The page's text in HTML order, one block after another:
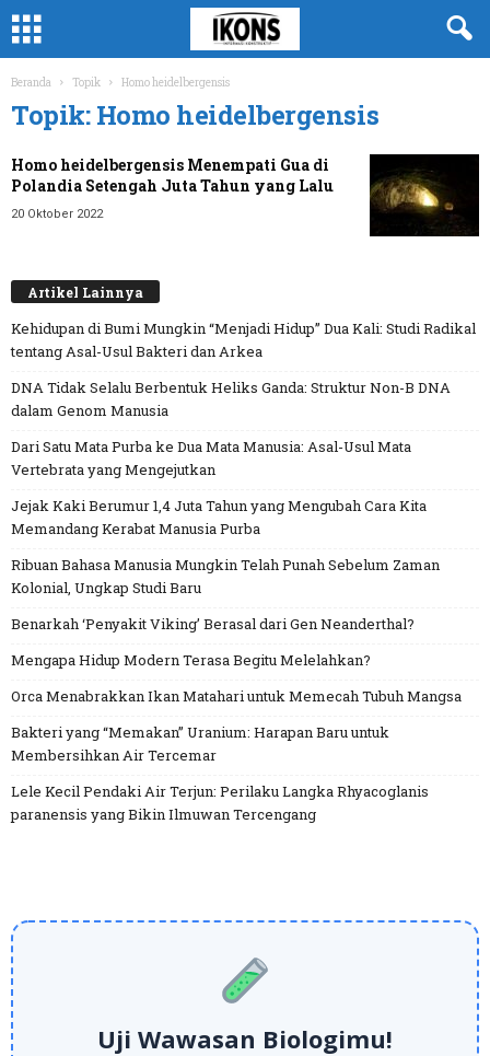
Beranda Topik Homo heidelbergensis
Topik: Homo heidelbergensis
Homo heidelbergensis Menempati Gua di
Polandia Setengah Juta Tahun yang Lalu
20 Oktober 2022
Artikel Lainnya
Kehidupan di Bumi Mungkin “Menjadi Hidup” Dua Kali: Studi Radikal
tentang Asal-Usul Bakteri dan Arkea
DNA Tidak Selalu Berbentuk Heliks Ganda: Struktur Non-B DNA
dalam Genom Manusia
Dari Satu Mata Purba ke Dua Mata Manusia: Asal-Usul Mata
Vertebrata yang Mengejutkan
Jejak Kaki Berumur 1,4 Juta Tahun yang Mengubah Cara Kita
Memandang Kerabat Manusia Purba
Ribuan Bahasa Manusia Mungkin Telah Punah Sebelum Zaman
Kolonial, Ungkap Studi Baru
Benarkah ‘Penyakit Viking’ Berasal dari Gen Neanderthal?
Mengapa Hidup Modern Terasa Begitu Melelahkan?
Orca Menabrakkan Ikan Matahari untuk Memecah Tubuh Mangsa
Bakteri yang “Memakan” Uranium: Harapan Baru untuk
Membersihkan Air Tercemar
Lele Kecil Pendaki Air Terjun: Perilaku Langka Rhyacoglanis
paranensis yang Bikin Ilmuwan Tercengang
Uji Wawasan Biologimu!